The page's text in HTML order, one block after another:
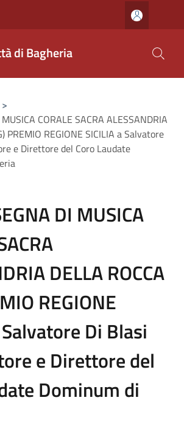
di Bagheria
>
CORALE SACRA ALESSANDRIA
PREMIO REGIONE SICILIA a Salvatore
e Direttore del Coro Laudate
DI MUSICA
DELLA ROCCA
REGIONE
Di Blasi
e Direttore del
Dominum di